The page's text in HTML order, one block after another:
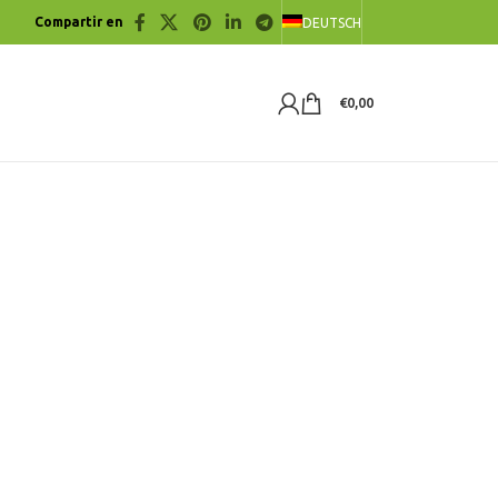
Compartir en DEUTSCH
€0,00